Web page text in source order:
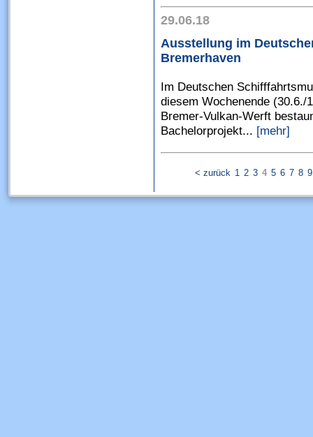
29.06.18
Ausstellung im
Bremerhaven
Im Deutschen
diesem Wochenende
Bremer-Vulkan-Werft
Bachelorprojekt... [mehr]
< zurück 1 2 3 4 5 6 7 8 9